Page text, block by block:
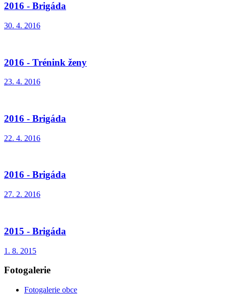
2016 - Brigáda
30. 4. 2016
2016 - Trénink ženy
23. 4. 2016
2016 - Brigáda
22. 4. 2016
2016 - Brigáda
27. 2. 2016
2015 - Brigáda
1. 8. 2015
Fotogalerie
Fotogalerie obce